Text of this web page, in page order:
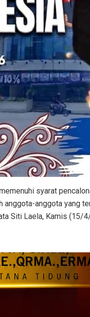
syarat
anggota-anggota yang
Siti Laela, Kamis (15/